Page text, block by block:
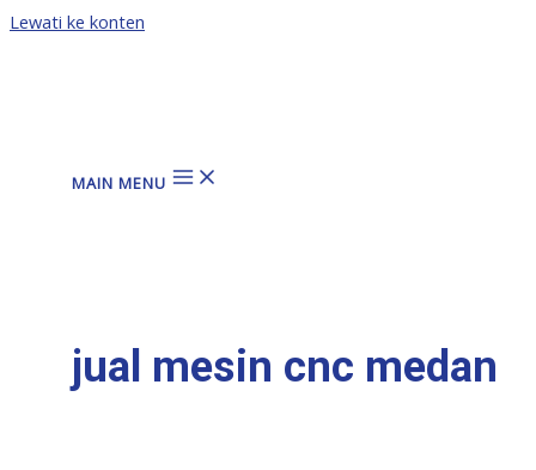
Lewati ke konten
MAIN MENU
jual mesin cnc medan